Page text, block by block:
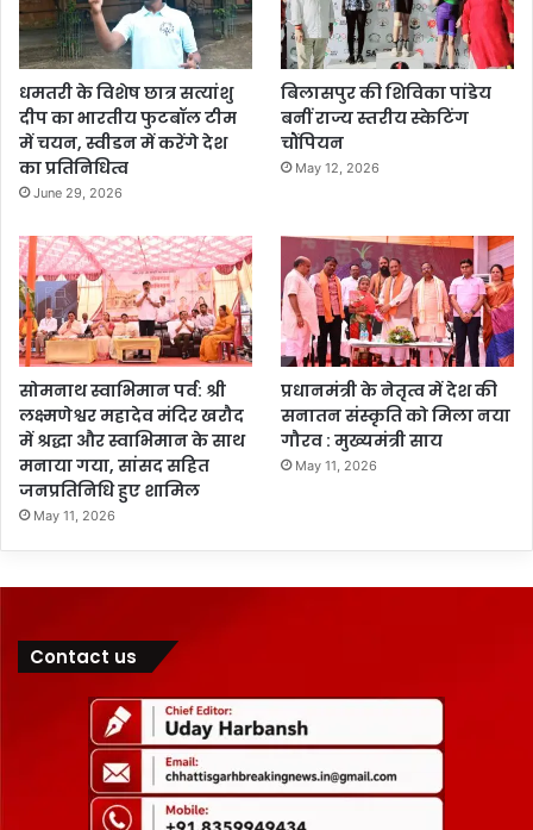
धमतरी के विशेष छात्र सत्यांशु
दीप का भारतीय फुटबॉल टीम
में चयन, स्वीडन में करेंगे देश
का प्रतिनिधित्व
June 29, 2026
बिलासपुर की शिविका पांडेय
बनीं राज्य स्तरीय स्केटिंग
चौंपियन
May 12, 2026
सोमनाथ स्वाभिमान पर्व: श्री
लक्ष्मणेश्वर महादेव मंदिर खरौद
में श्रद्धा और स्वाभिमान के साथ
मनाया गया, सांसद सहित
जनप्रतिनिधि हुए शामिल
May 11, 2026
प्रधानमंत्री के नेतृत्व में देश की
सनातन संस्कृति को मिला नया
गौरव : मुख्यमंत्री साय
May 11, 2026
Contact us